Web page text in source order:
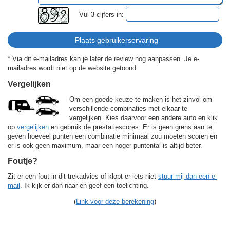
Vul 3 cijfers in:
* Via dit e-mailadres kan je later de review nog aanpassen. Je e-
mailadres wordt niet op de website getoond.
Vergelijken
Om een goede keuze te maken is het zinvol om
verschillende combinaties met elkaar te
vergelijken. Kies daarvoor een andere auto en klik
op vergelijken en gebruik de prestatiescores. Er is geen grens aan te
geven hoeveel punten een combinatie minimaal zou moeten scoren en
er is ook geen maximum, maar een hoger puntental is altijd beter.
Foutje?
Zit er een fout in dit trekadvies of klopt er iets niet stuur mij dan een e-
mail . Ik kijk er dan naar en geef een toelichting.
(Link voor deze berekening)